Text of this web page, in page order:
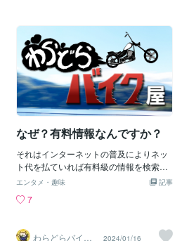
の会社は工具の強度を記事にするほどで
すから大丈夫だと思う）普通はJIS規格に
合格してるものなら信用できるはず高い
外国製の工具も良いけど日本製のメーカ
ーの工具は良いですね日本のメーカーと
しての信頼があるでも？工具の値段は張
りますねそこでススメなのがバイクに付
いてくる載工車具です！みんな車載工具
は緊急時のものだと思っている人が多い
だと無いんですねそうゆう場合はメーカ
ーに注文してみると良いんですけっこう
あるもんです
なぜ？有料情報なんですか？
それはインターネットの普及によりネッ
ト代を払ていれば有料級の情報を検索で
きますね整備の疑問を短時間で解決でき
は・莫大な時間がかかる・解ったつもり
記事
エンタメ・趣味
7
わらどらバイク 2024/01/16